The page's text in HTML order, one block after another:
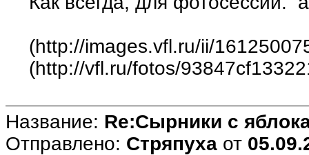
(http://images.vfl.ru/ii/
(http://vfl.ru/fotos/
Название: Re:Сырники с
Отправлено: Стряпуха от